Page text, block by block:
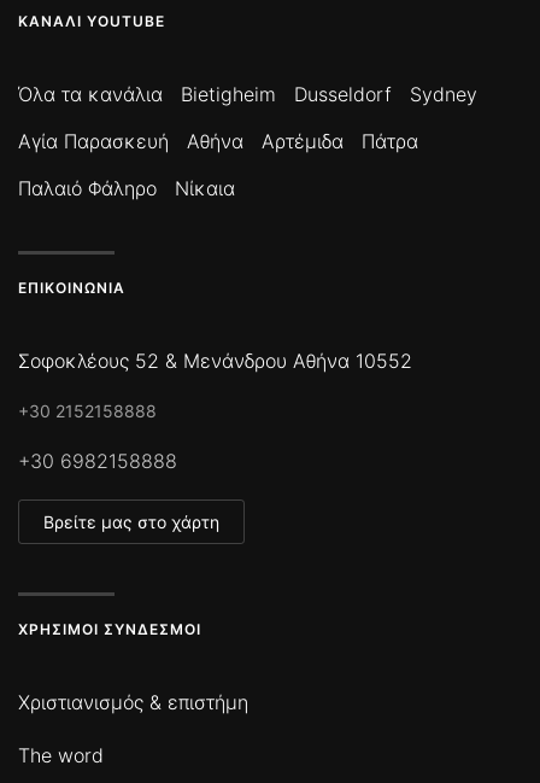
ΚΑΝΆΛΙ YOUTUBE
Όλα τα κανάλια Bietigheim Dusseldorf
Sydney
Αγία Παρασκευή
Αθήνα Αρτέμιδα
Πάτρα
Παλαιό Φάληρο
Νίκαια
ΕΠΙΚΟΙΝΩΝΊΑ
Σοφοκλέους 52 & Μενάνδρου Αθήνα 10552
+30 2152158888
+30 6982158888
Βρείτε μας στο χάρτη
ΧΡΉΣΙΜΟΙ ΣΎΝΔΕΣΜΟΙ
Χριστιανισμός & επιστήμη
The word